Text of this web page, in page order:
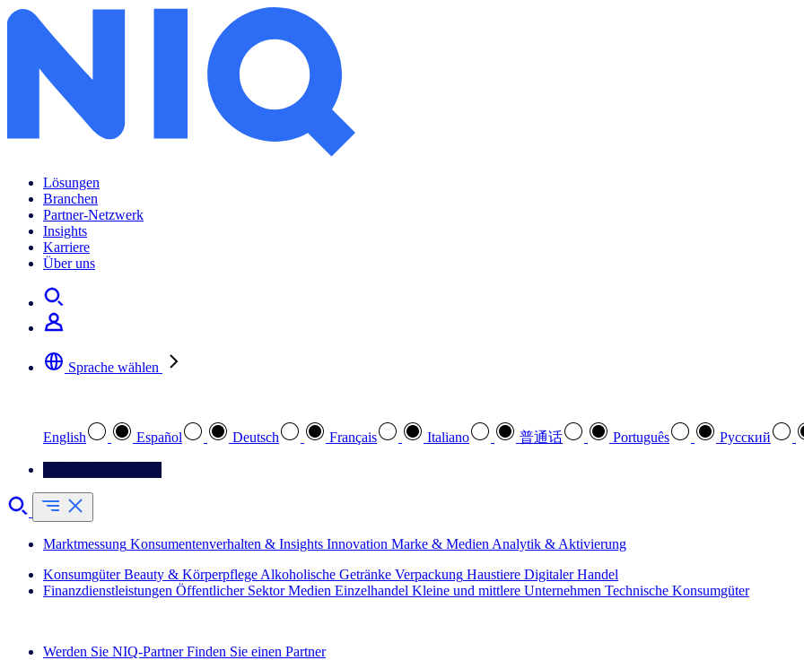
Lösungen
Branchen
Partner-Netzwerk
Insights
Karriere
Über uns
Sprache wählen
English Español Deutsch Français Italiano 普通话 Português Pусский
Marktmessung Konsumentenverhalten & Insights Innovation Marke & Medien Analytik & Aktivierung
Konsumgüter Beauty & Körperpflege Alkoholische Getränke Verpackung Haustiere Digitaler Handel
Finanzdienstleistungen Öffentlicher Sektor Medien Einzelhandel Kleine und mittlere Unternehmen Technische Konsumgüter
Werden Sie NIQ-Partner Finden Sie einen Partner